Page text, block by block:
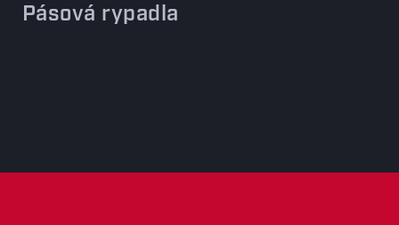
Pásová rypadla